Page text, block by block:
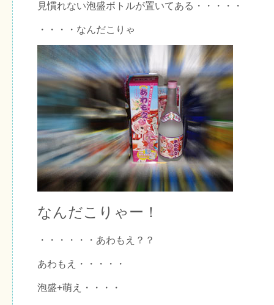
見慣れない泡盛ボトルが置いてある・・・・・
・・・・なんだこりゃ
なんだこりゃー！
・・・・・・あわもえ？？
あわもえ・・・・・
泡盛+萌え・・・・